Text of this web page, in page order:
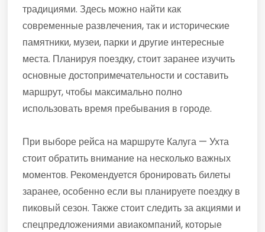
традициями. Здесь можно найти как
современные развлечения, так и исторические
памятники, музеи, парки и другие интересные
места. Планируя поездку, стоит заранее изучить
основные достопримечательности и составить
маршрут, чтобы максимально полно
использовать время пребывания в городе.
При выборе рейса на маршруте Калуга — Ухта
стоит обратить внимание на несколько важных
моментов. Рекомендуется бронировать билеты
заранее, особенно если вы планируете поездку в
пиковый сезон. Также стоит следить за акциями и
спецпредложениями авиакомпаний, которые